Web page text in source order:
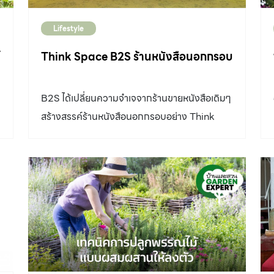
Lifestyle
Think Space B2S ร้านหนังสือนอกกรอบ
B2S ได้เปลี่ยนความจำเจจากร้านขายหนังสือเดิมๆ
สร้างสรรค์ร้านหนังสือนอกกรอบอย่าง Think
Space รวบรวมไลฟ์สไตล์ของคนยุคใหม่ไว้อย่าง
ลงตัว โดยแบ่งออกเป็น 5 พื้นที่ด้วยกัน
NETWORKING SPACE พื้นที่ไฮไลท์ของร้าน
หนังสือนอกกรอบแห่งนี้ เปิดให้กับผู้ต้องการหาไอ
เดีย หาแรงบันดาลใจ หรือ นั่งทำงาน สามารถใช้
พื้นที่บริเวณนี้ได้ฟรีทั้งวัน พร้อมทั้ง wifi และ ปลั๊ก